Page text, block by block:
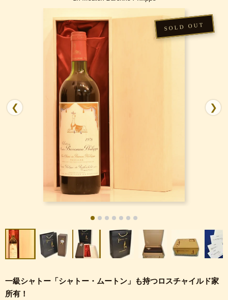
❮ ❯
一級シャトー「シャトー・ムートン」も持つロスチャイルド家
所有！